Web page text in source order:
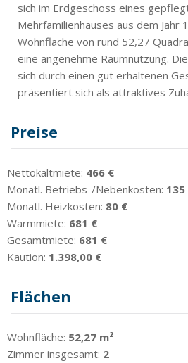
sich im Erdgeschoss eines
Mehrfamilienhauses aus dem Jahr
Wohnfläche von rund 52,27
eine angenehme Raumnutzung.
sich durch einen gut erhaltenen
präsentiert sich als attraktives
Preise
Nettokaltmiete: 466 €
Monatl. Betriebs-/Nebenkosten: 135
Monatl. Heizkosten: 80 €
Warmmiete: 681 €
Gesamtmiete: 681 €
Kaution: 1.398,00 €
Flächen
Wohnfläche: 52,27 m²
Zimmer insgesamt: 2